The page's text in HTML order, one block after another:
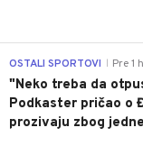
OSTALI SPORTOVI Pre 1 h
"Neko treba da
Podkaster pričao o
prozivaju zbog